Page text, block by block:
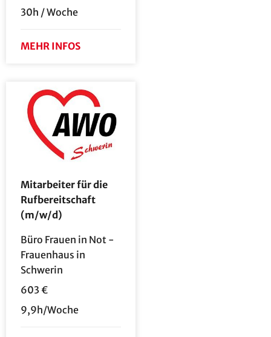
30h / Woche
MEHR INFOS
Mitarbeiter für die
Rufbereitschaft
(m/w/d)
Büro Frauen in Not -
Frauenhaus in
Schwerin
603 €
9,9h/Woche